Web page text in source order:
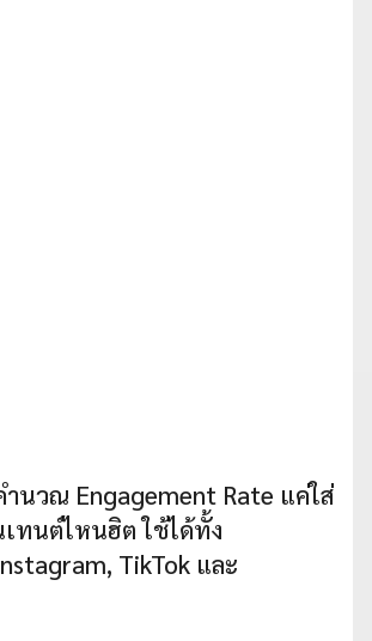
ำนวณ Engagement Rate แค่ใส่
ทนต์ไหนฮิต ใช้ได้ทั้ง
TikTok และ